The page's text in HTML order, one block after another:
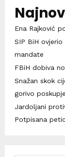
Ena Rajković
SIP BiH
mandate
FBiH dobiva
Snažan skok
gorivo
Jardoljani
Potpisana